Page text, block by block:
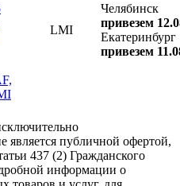
LMI
Челябинск
привезем
Екатеринбург
привезем
публичной офертой,
437 (2) Гражданского
информации о